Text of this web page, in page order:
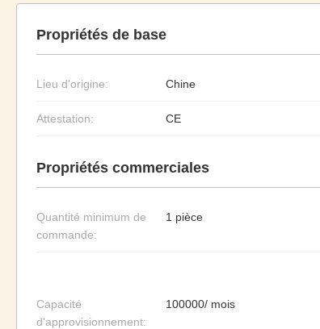
Propriétés de base
Lieu d'origine: Chine
Attestation: CE
Propriétés commerciales
Quantité minimum de
commande:
1 pièce
Capacité
d'approvisionnement:
100000/ mois